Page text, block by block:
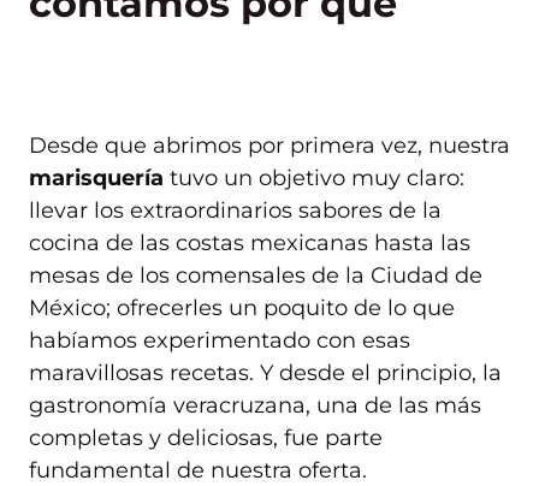
Desde que abrimos por primera vez, nuestra
marisquería tuvo un objetivo muy claro:
llevar los extraordinarios sabores de la
cocina de las costas mexicanas hasta las
mesas de los comensales de la Ciudad de
México; ofrecerles un poquito de lo que
habíamos experimentado con esas
maravillosas recetas. Y desde el principio, la
gastronomía veracruzana, una de las más
completas y deliciosas, fue parte
fundamental de nuestra oferta.